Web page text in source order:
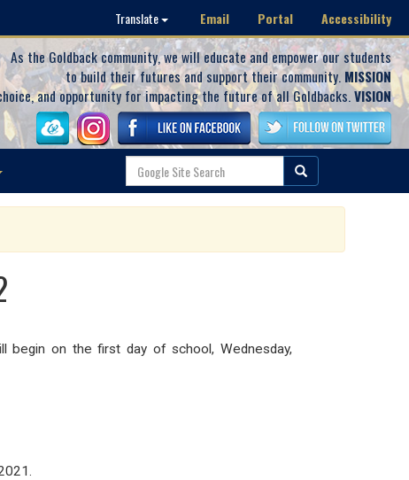
Translate Email Portal Accessibility
As the Goldback community, we will educate and empower our students
to build their futures and support their community. MISSION
and opportunity for impacting the future of all Goldbacks.VISION
begin on the first day of school, Wednesday,